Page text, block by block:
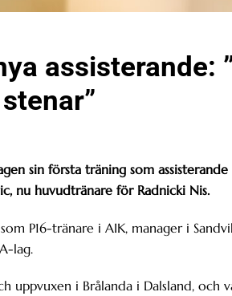
assisterande:
sin första träning som
nu huvudtränare för Radnicki Nis.
P16-tränare i AIK, manager i
lag.
uppvuxen i Brålanda i Dalsland, och